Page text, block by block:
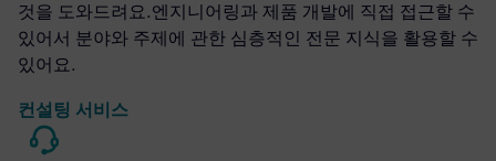
것을 도와드려요.엔지니어링과 제품 개발에 직접 접근할 수
있어서 분야와 주제에 관한 심층적인 전문 지식을 활용할 수
있어요.
컨설팅 서비스